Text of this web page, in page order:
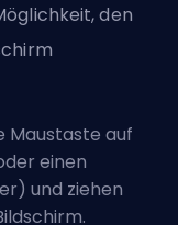
den
Maustaste auf
einen
und ziehen